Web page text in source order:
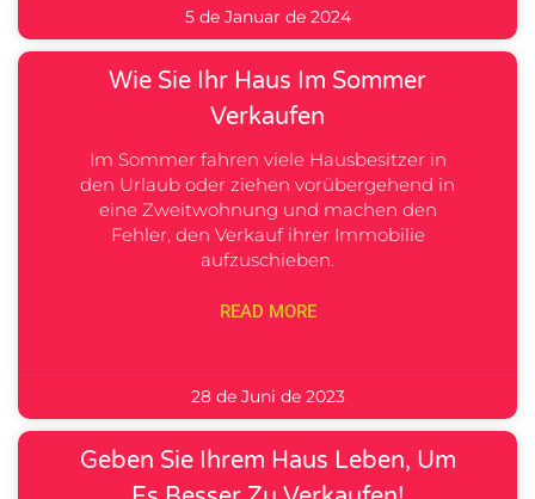
5 de Januar de 2024
Wie Sie Ihr Haus Im Sommer
Verkaufen
Im Sommer fahren viele Hausbesitzer in
den Urlaub oder ziehen vorübergehend in
eine Zweitwohnung und machen den
Fehler, den Verkauf ihrer Immobilie
aufzuschieben.
READ MORE
28 de Juni de 2023
Geben Sie Ihrem Haus Leben, Um